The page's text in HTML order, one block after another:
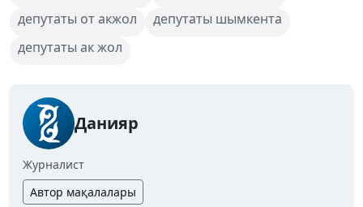
депутаты от акжол
депутаты шымкента
депутаты ак жол
Данияр
Журналист
Автор мақалалары